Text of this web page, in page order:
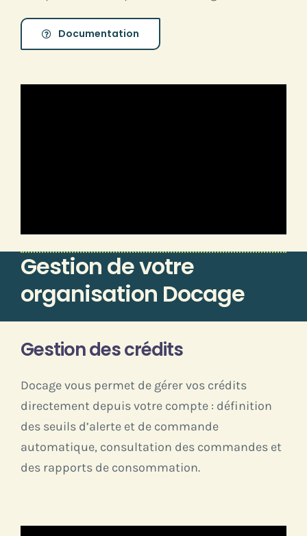
Documentation
Gestion de votre
organisation Docage
Gestion des crédits
Docage vous permet de gérer vos crédits
directement depuis votre compte : définition
des seuils d’alerte et de commande
automatique, consultation des commandes et
des rapports de consommation.